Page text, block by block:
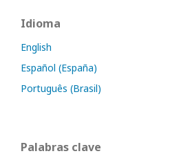
Idioma
English
Español (España)
Português (Brasil)
Palabras clave